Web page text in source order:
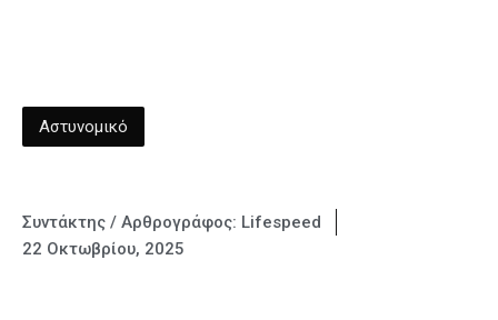
Αστυνομικό
Συντάκτης / Αρθρογράφος: Lifespeed
22 Οκτωβρίου, 2025